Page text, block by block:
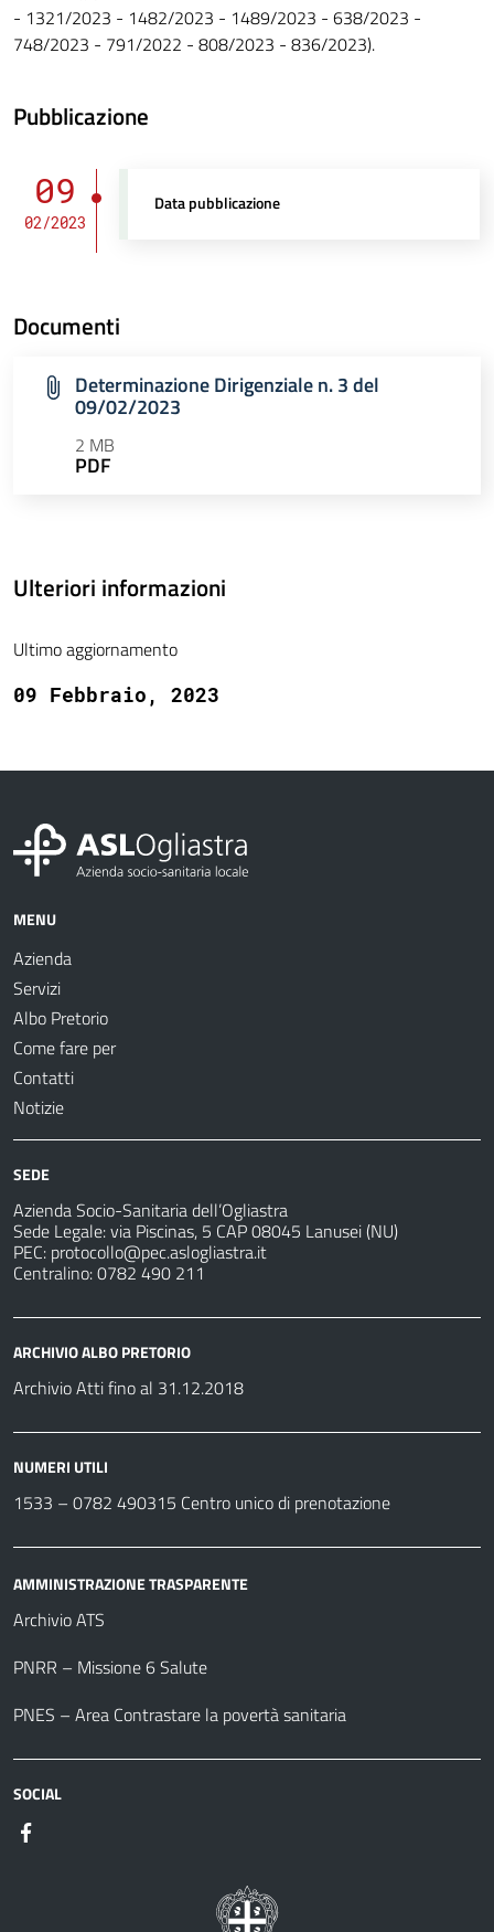
- 1321/2023 - 1482/2023 - 1489/2023 - 638/2023 -
748/2023 - 791/2022 - 808/2023 - 836/2023).
Pubblicazione
09
02/2023
Data pubblicazione
Documenti
Determinazione Dirigenziale n. 3 del
09/02/2023
2 MB
PDF
Ulteriori informazioni
Ultimo aggiornamento
09 Febbraio, 2023
MENU
Azienda
Servizi
Albo Pretorio
Come fare per
Contatti
Notizie
SEDE
Azienda Socio-Sanitaria dell’Ogliastra
Sede Legale: via Piscinas, 5 CAP 08045 Lanusei (NU)
PEC: protocollo@pec.aslogliastra.it
Centralino: 0782 490 211
ARCHIVIO ALBO PRETORIO
Archivio Atti fino al 31.12.2018
NUMERI UTILI
1533 – 0782 490315 Centro unico di prenotazione
AMMINISTRAZIONE TRASPARENTE
Archivio ATS
PNRR – Missione 6 Salute
PNES – Area Contrastare la povertà sanitaria
SOCIAL